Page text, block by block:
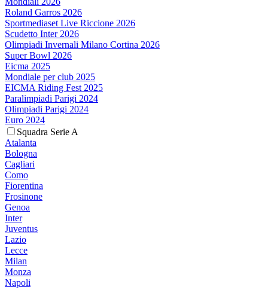
Roland Garros 2026
Sportmediaset Live Riccione 2026
Scudetto Inter 2026
Olimpiadi Invernali Milano Cortina 2026
Super Bowl 2026
Eicma 2025
Mondiale per club 2025
EICMA Riding Fest 2025
Paralimpiadi Parigi 2024
Olimpiadi Parigi 2024
Euro 2024
Squadra Serie A
Atalanta
Bologna
Cagliari
Como
Fiorentina
Frosinone
Genoa
Inter
Juventus
Lazio
Lecce
Milan
Monza
Napoli